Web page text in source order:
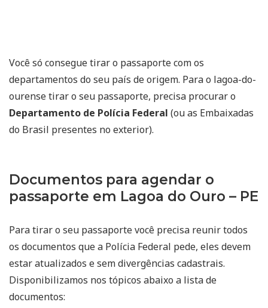
Você só consegue tirar o passaporte com os
departamentos do seu país de origem. Para o lagoa-do-
ourense tirar o seu passaporte, precisa procurar o
Departamento de Polícia Federal (ou as Embaixadas
do Brasil presentes no exterior).
Documentos para agendar o
passaporte em Lagoa do Ouro – PE
Para tirar o seu passaporte você precisa reunir todos
os documentos que a Polícia Federal pede, eles devem
estar atualizados e sem divergências cadastrais.
Disponibilizamos nos tópicos abaixo a lista de
documentos: